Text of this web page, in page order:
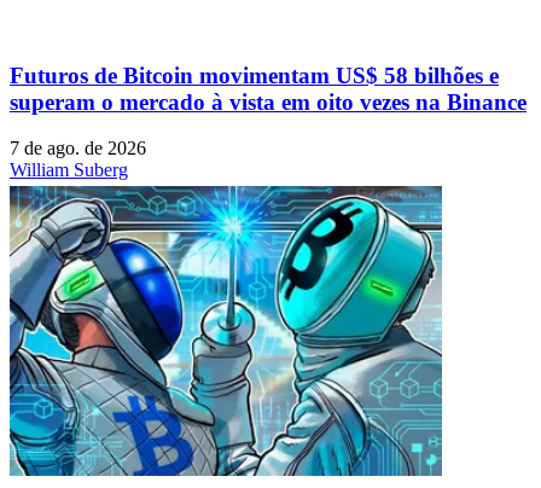
Futuros de Bitcoin movimentam US$ 58 bilhões e
superam o mercado à vista em oito vezes na Binance
7 de ago. de 2026
William Suberg